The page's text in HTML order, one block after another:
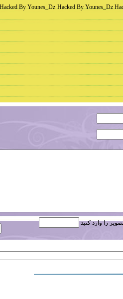
By Younes_Dz Hacked By Younes_Dz
را وارد کنید